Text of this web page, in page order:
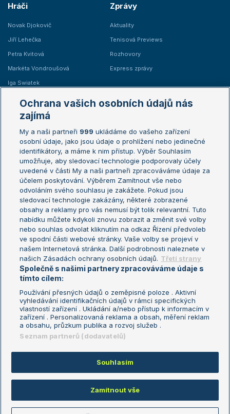
Hráči
Novak Djokovič
Jiří Lehečka
Petra Kvitová
Markéta Vondroušová
Iga Swiatek
Zprávy
Aktuality
Tenisová Previews
Rozhovory
Express zprávy
Žebříčky
Žebříček ATP (muži)
Žebříček WTA (ženy)
Sázkařský žebříček
Australian Open
French Open
Wimbledon
US Open
Turnaj mistrů
Turnaj mistryň
Aktualní trendy
Fotbalové přestupy
Livesport Daily
LS Prague Open
Podmínky užití
Nastavení soukromí
GDPR a žurnalistika
Reklama
Kontakt
Informace o zpracování osobních
údajů
Copyright © 2008-2026 TenisPortal.cz. Využíváme zpravodajství ČTK.
Ochrana vašich osobních údajů nás
zajímá
My a naši partneři 999 ukládáme do vašeho zařízení
osobní údaje, jako jsou údaje o prohlížení nebo jedinečné
identifikátory, a máme k nim přístup. Výběr Souhlasím
umožňuje, aby sledovací technologie podporovaly účely
uvedené v části My a naši partneři zpracováváme údaje za
účelem poskytování. Výběrem Zamítnout vše nebo
odvoláním svého souhlasu je zakážete. Pokud jsou
sledovací technologie zakázány, některé zobrazené
obsahy a reklamy pro vás nemusí být tolik relevantní. Tuto
nabídku můžete kdykoli znovu zobrazit a změnit své volby
nebo souhlas odvolat kliknutím na odkaz Řízení předvoleb
ve spodní části webové stránky. Vaše volby se projeví v
našem Internetová stránka. Další podrobnosti naleznete v
našich Zásadách ochrany osobních údajů. Třetí strany
Společně s našimi partnery zpracováváme údaje s
tímto cílem:
Používání přesných údajů o zeměpisné poloze . Aktivní
vyhledávání identifikačních údajů v rámci specifických
vlastností zařízení . Ukládání a/nebo přístup k informacím v
zařízení . Personalizovaná reklama a obsah, měření reklam
a obsahu, průzkum publika a rozvoj služeb .
Seznam partnerů (dodavatelů)
Souhlasím
Zamítnout vše